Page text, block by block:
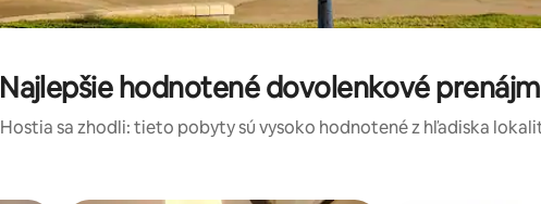
Najlepšie hodnotené dovolenkové
Hostia sa zhodli: tieto pobyty sú vysoko hodnotené z hľadiska